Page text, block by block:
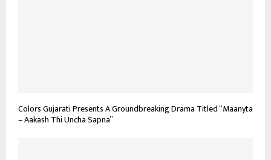
Colors Gujarati Presents A Groundbreaking Drama Titled “Maanyta
– Aakash Thi Uncha Sapna”